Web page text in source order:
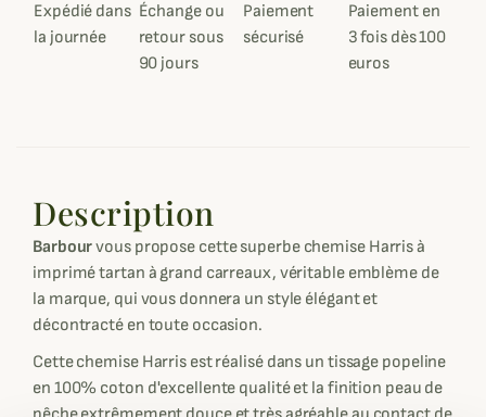
Expédié dans
la journée
Échange ou
retour sous
90 jours
Paiement
sécurisé
Paiement en
3 fois dès 100
euros
Description
Barbourvous propose cette superbe chemise Harris à
imprimé tartan à grand carreaux, véritable emblème de
la marque, qui vous donnera un style élégant et
décontracté en toute occasion.
Cette chemise Harris est réalisé dans un tissage popeline
en 100% coton d'excellente qualité et la finition peau de